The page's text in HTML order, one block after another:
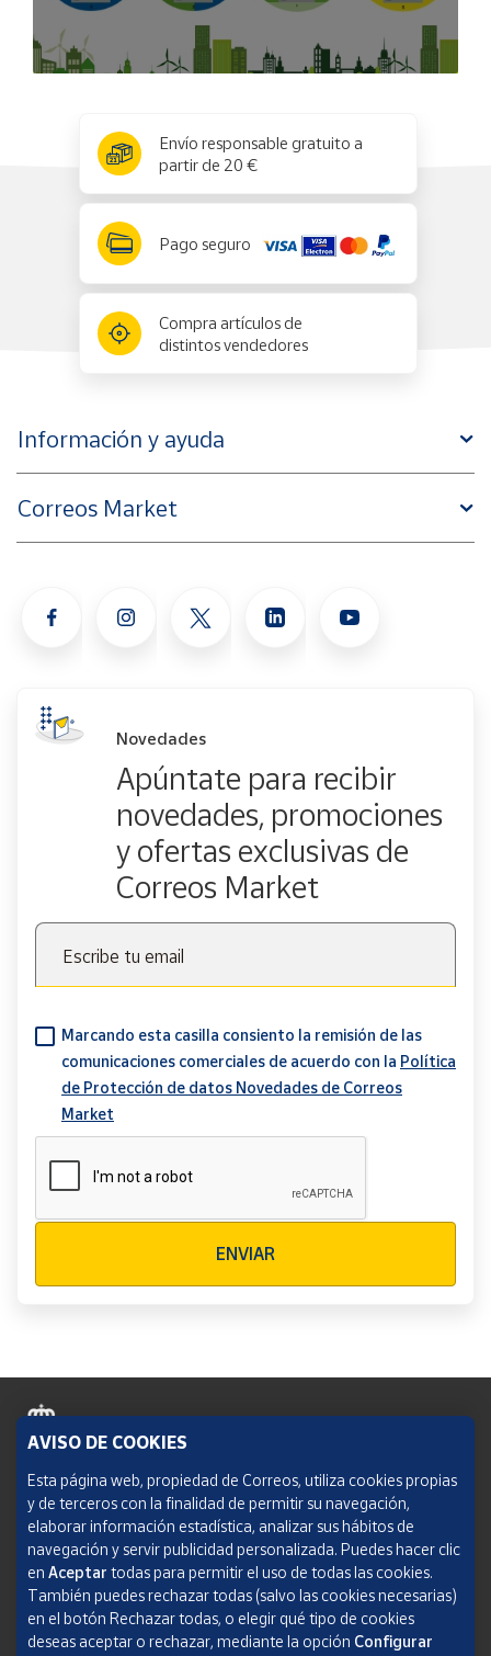
Envío responsable gratuito a
partir de 20 €
Pago seguro
Compra artículos de
distintos vendedores
Información y ayuda
Correos Market
Novedades
Apúntate para recibir
novedades, promociones
y ofertas exclusivas de
Correos Market
Escribe tu email
Marcando esta casilla consiento la remisión de las
comunicaciones comerciales de acuerdo con la Política
de Protección de datos Novedades de Correos
Market
ENVIAR
Política de cookies
Aviso legal
Condiciones del servicio
Política de Privacidad Web
AVISO DE COOKIES
Esta página web, propiedad de Correos, utiliza cookies propias
y de terceros con la finalidad de permitir su navegación,
elaborar información estadística, analizar sus hábitos de
navegación y servir publicidad personalizada. Puedes hacer clic
en Aceptar todas para permitir el uso de todas las cookies.
También puedes rechazar todas (salvo las cookies necesarias)
en el botón Rechazar todas, o elegir qué tipo de cookies
deseas aceptar o rechazar, mediante la opción Configurar